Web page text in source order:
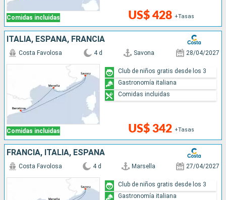
Comidas incluidas US$ 428 +Tasas
ITALIA, ESPAÑA, FRANCIA
Comidas incluidas
Costa Favolosa 4 d Savona 28/04/2027
US$ 342 +Tasas
Club de niños gratis desde los 3
Gastronomía italiana
Comidas incluidas
FRANCIA, ITALIA, ESPAÑA
Costa Favolosa 4 d Marsella 27/04/2027
Club de niños gratis desde los 3
Gastronomía italiana